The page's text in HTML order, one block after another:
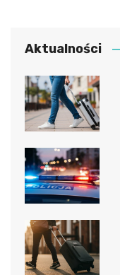
Aktualności